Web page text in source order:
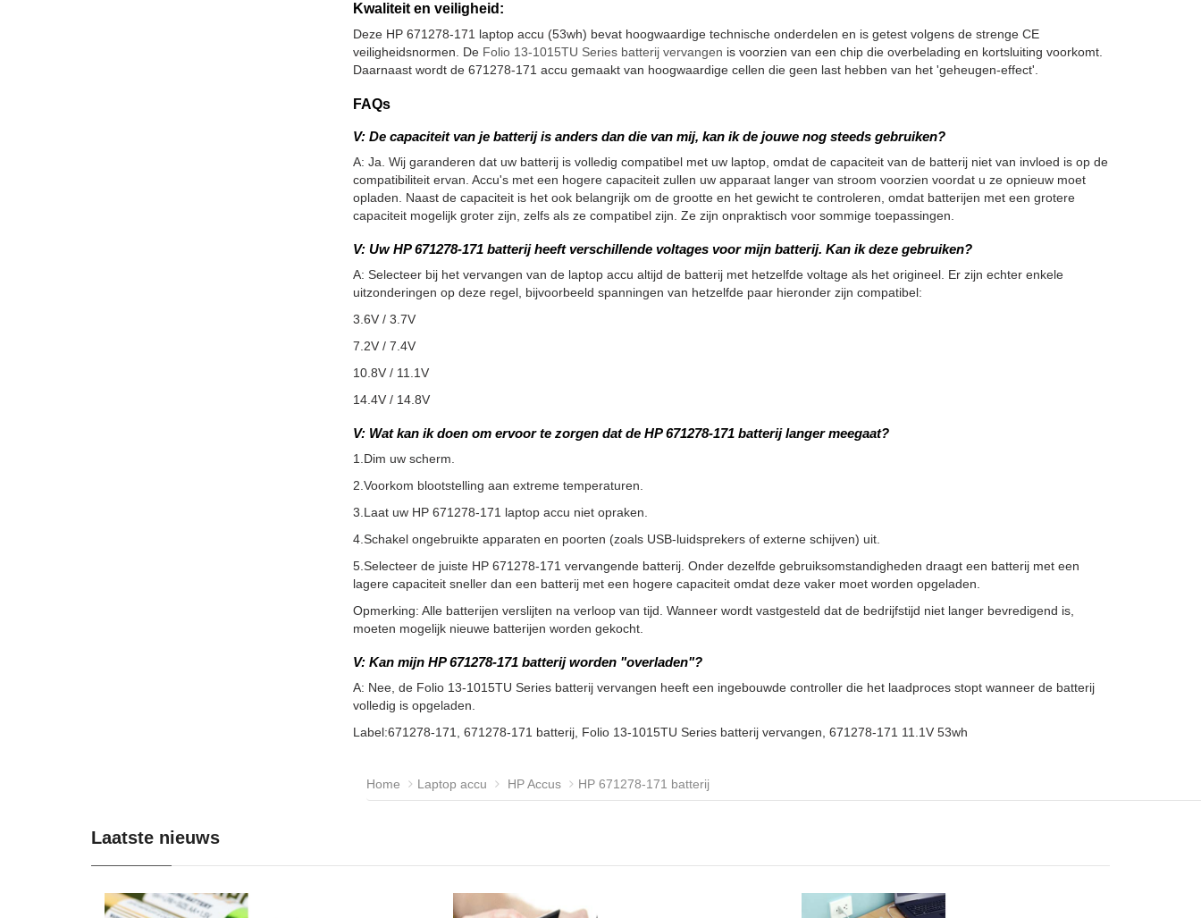
Kwaliteit en veiligheid:
Deze HP 671278-171 laptop accu (53wh) bevat hoogwaardige technische onderdelen en is getest volgens de strenge CE
veiligheidsnormen. De Folio 13-1015TU Series batterij vervangen is voorzien van een chip die overbelading en kortsluiting voorkomt.
Daarnaast wordt de 671278-171 accu gemaakt van hoogwaardige cellen die geen last hebben van het 'geheugen-effect'.
FAQs
V: De capaciteit van je batterij is anders dan die van mij, kan ik de jouwe nog steeds gebruiken?
A: Ja. Wij garanderen dat uw batterij is volledig compatibel met uw laptop, omdat de capaciteit van de batterij niet van invloed is op de
compatibiliteit ervan. Accu's met een hogere capaciteit zullen uw apparaat langer van stroom voorzien voordat u ze opnieuw moet
opladen. Naast de capaciteit is het ook belangrijk om de grootte en het gewicht te controleren, omdat batterijen met een grotere
capaciteit mogelijk groter zijn, zelfs als ze compatibel zijn. Ze zijn onpraktisch voor sommige toepassingen.
V: Uw HP 671278-171 batterij heeft verschillende voltages voor mijn batterij. Kan ik deze gebruiken?
A: Selecteer bij het vervangen van de laptop accu altijd de batterij met hetzelfde voltage als het origineel. Er zijn echter enkele
uitzonderingen op deze regel, bijvoorbeeld spanningen van hetzelfde paar hieronder zijn compatibel:
3.6V / 3.7V
7.2V / 7.4V
10.8V / 11.1V
14.4V / 14.8V
V: Wat kan ik doen om ervoor te zorgen dat de HP 671278-171 batterij langer meegaat?
1.Dim uw scherm.
2.Voorkom blootstelling aan extreme temperaturen.
3.Laat uw HP 671278-171 laptop accu niet opraken.
4.Schakel ongebruikte apparaten en poorten (zoals USB-luidsprekers of externe schijven) uit.
5.Selecteer de juiste HP 671278-171 vervangende batterij. Onder dezelfde gebruiksomstandigheden draagt een batterij met een
lagere capaciteit sneller dan een batterij met een hogere capaciteit omdat deze vaker moet worden opgeladen.
Opmerking: Alle batterijen verslijten na verloop van tijd. Wanneer wordt vastgesteld dat de bedrijfstijd niet langer bevredigend is,
moeten mogelijk nieuwe batterijen worden gekocht.
V: Kan mijn HP 671278-171 batterij worden "overladen"?
A: Nee, de Folio 13-1015TU Series batterij vervangen heeft een ingebouwde controller die het laadproces stopt wanneer de batterij
volledig is opgeladen.
Label:671278-171, 671278-171 batterij, Folio 13-1015TU Series batterij vervangen, 671278-171 11.1V 53wh
Home Laptop accu HP Accus HP 671278-171 batterij
Laatste nieuws